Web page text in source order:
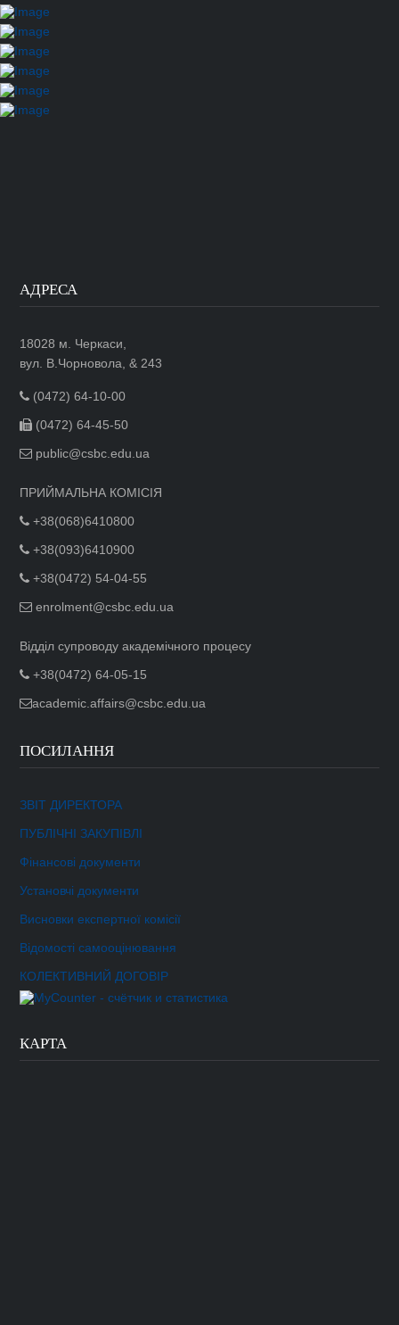
АДРЕСА
18028 м. Черкаси,
вул. В.Чорновола, & 243
(0472) 64-10-00
(0472) 64-45-50
public@csbc.edu.ua
ПРИЙМАЛЬНА КОМІСІЯ
+38(068)6410800
+38(093)6410900
+38(0472) 54-04-55
enrolment@csbc.edu.ua
Відділ супроводу академічного процесу
+38(0472) 64-05-15
academic.affairs@csbc.edu.ua
ПОСИЛАННЯ
ЗВІТ ДИРЕКТОРА
ПУБЛІЧНІ ЗАКУПІВЛІ
Фінансові документи
Установчі документи
Висновки експертної комісії
Відомості самооцінювання
КОЛЕКТИВНИЙ ДОГОВІР
КАРТА